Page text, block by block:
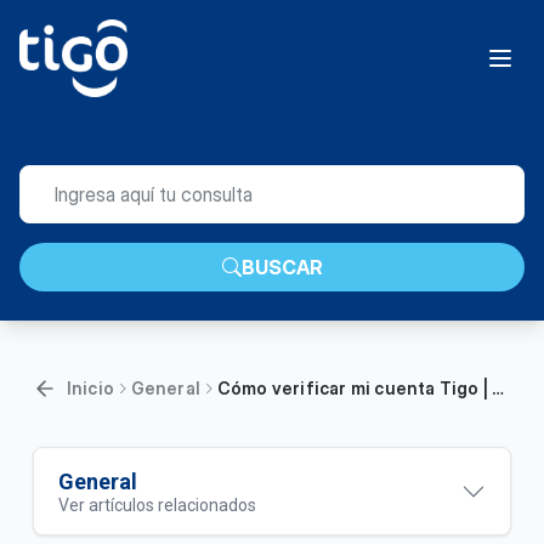
BUSCAR
Inicio General Cómo verificar mi cuenta Tigo | General
General
Ver artículos relacionados